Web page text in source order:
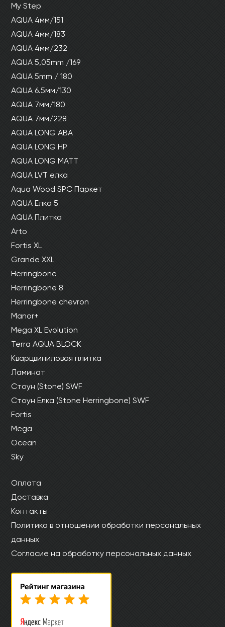
My Step
AQUA 4мм/151
AQUA 4мм/183
AQUA 4мм/232
AQUA 5,05mm /169
AQUA 5mm / 180
AQUA 6.5мм/130
AQUA 7мм/180
AQUA 7мм/228
AQUA LONG ABA
AQUA LONG HP
AQUA LONG MATT
AQUA LVT елка
Aqua Wood SPC Паркет
AQUA Елка 5
AQUA Плитка
Arto
Fortis XL
Grande XXL
Herringbone
Herringbone 8
Herringbone chevron
Manor+
Mega XL Evolution
Terra AQUA BLOCK
Кварцвиниловая плитка
Ламинат
Стоун (Stone) SWF
Стоун Елка (Stone Herringbone) SWF
Fortis
Mega
Ocean
Sky
Оплата
Доставка
Контакты
Политика в отношении обработки персональных
данных
Согласие на обработку персональных данных